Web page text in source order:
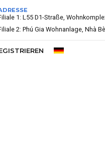
1: L55 D1-Straße,
2: Phú Gia Wohnanlage, Nhà